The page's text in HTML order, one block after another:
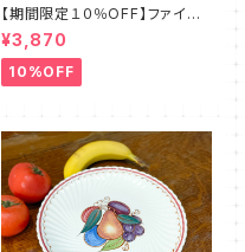
【期間限定１０％OFF】ファイア
ーキング・フラワー・カップ＆ソー
サー（FKFW0002）
¥3,870
10%OFF